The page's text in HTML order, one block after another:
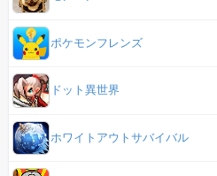
ポケモンフレンズ
ドット異世界
ホワイトアウトサバイバル